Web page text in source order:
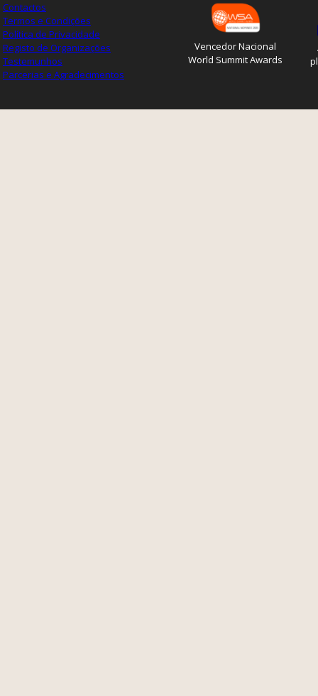
Contactos
Termos e Condições
Política de Privacidade
Registo de Organizações
Testemunhos
Parcerias e Agradecimentos
Vencedor Nacional
World Summit Awards